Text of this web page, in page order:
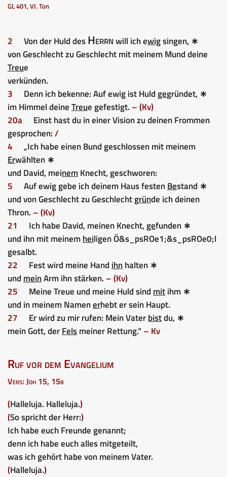
GL 401, VI. Ton
2 Von der Huld desHerrnwill ich ewigsingen, ∗
von Geschlecht zu Geschlecht mit meinem Mund deine
Treue
verkünden.
3
Denn ich bekenne: Auf ewig ist Huldgegründet, ∗
im Himmel deineTreue gefestigt. – (Kv)
20a
Einst hast du in einer Vision zu deinen Frommen
gesprochen:/
4
„Ich habe einen Bund geschlossen mit meinem
Erwählten ∗
und David, meinemKnecht, geschworen:
5
Auf ewig gebe ich deinem Haus festenBestand ∗
und von Geschlecht zu Geschlechtgründe ich deinen
Thron. – (Kv)
21
Ich habe David, meinen Knecht,gefunden ∗
und ihn mit meinemheiligen Ö&s_psROe1;&s_psROe0;l
gesalbt.
22
Fest wird meine Hand ihnhalten ∗
und meinArm ihn stärken. – (Kv)
25
Meine Treue und meine Huld sind mitihm ∗
und in meinem Namenerhebt er sein Haupt.
27
Er wird zu mir rufen: Mein Vaterbistdu, ∗
mein Gott, derFelsmeiner Rettung.“– Kv
Ruf vor dem Evangelium
Vers: Joh 15, 15b
(Halleluja. Halleluja.)
(So spricht der Herr:)
Ich habe euch Freunde genannt;
denn ich habe euch alles mitgeteilt,
was ich gehört habe von meinem Vater.
(Halleluja.)